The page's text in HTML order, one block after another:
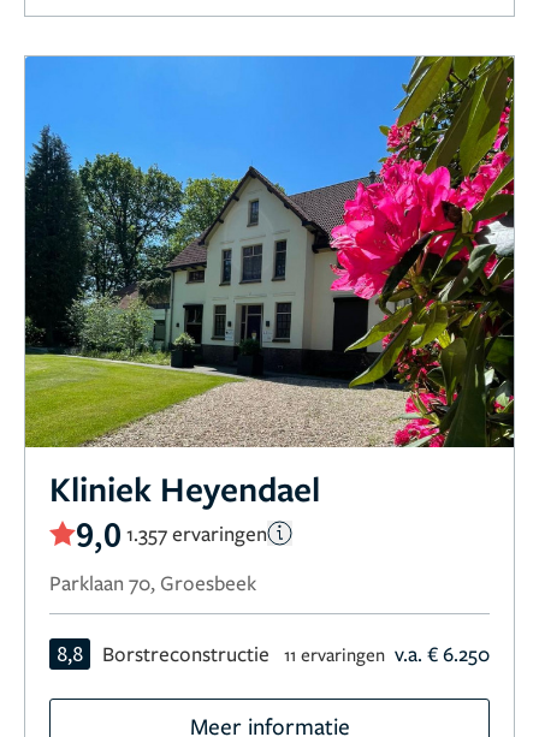
Kliniek Heyendael
9,0 1.357 ervaringen
Parklaan 70, Groesbeek
8,8 Borstreconstructie 11 ervaringen v.a. € 6.250
Meer informatie